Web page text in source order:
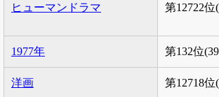
ヒューマンドラマ 第12722位
1977年 第132位
洋画 第12718位